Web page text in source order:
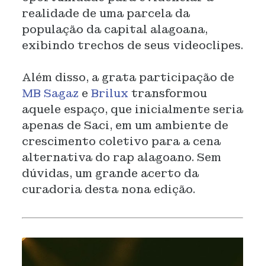
realidade de uma parcela da
população da capital alagoana,
exibindo trechos de seus videoclipes.
Além disso, a grata participação de
MB Sagaz e Brilux transformou
aquele espaço, que inicialmente seria
apenas de Saci, em um ambiente de
crescimento coletivo para a cena
alternativa do rap alagoano. Sem
dúvidas, um grande acerto da
curadoria desta nona edição.